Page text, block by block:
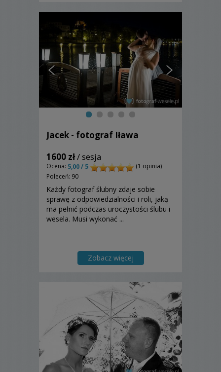
Jacek - fotograf Iława
1600 zł/ sesja
Ocena: 5,00 / 5
(1 opinia)
Poleceń: 90
Każdy fotograf ślubny zdaje sobie
sprawę z odpowiedzialności i roli, jaką
ma pełnić podczas uroczystości ślubu i
wesela. Musi wykonać ...
Zobacz więcej